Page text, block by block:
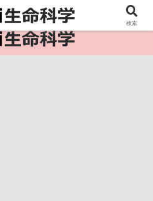
生物の情報インフラ。
検索